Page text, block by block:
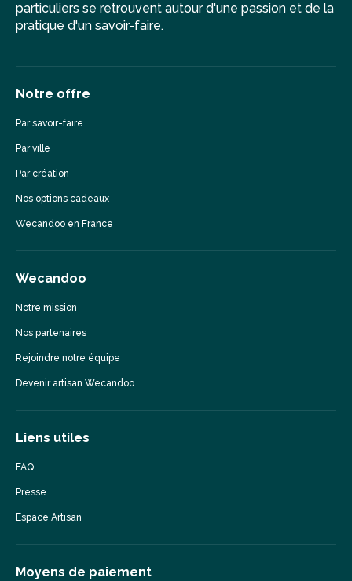
particuliers se retrouvent autour d'une passion et de la
pratique d'un savoir-faire.
Notre offre
Par savoir-faire
Par ville
Par création
Nos options cadeaux
Wecandoo en France
Wecandoo
Notre mission
Nos partenaires
Rejoindre notre équipe
Devenir artisan Wecandoo
Liens utiles
FAQ
Presse
Espace Artisan
Moyens de paiement